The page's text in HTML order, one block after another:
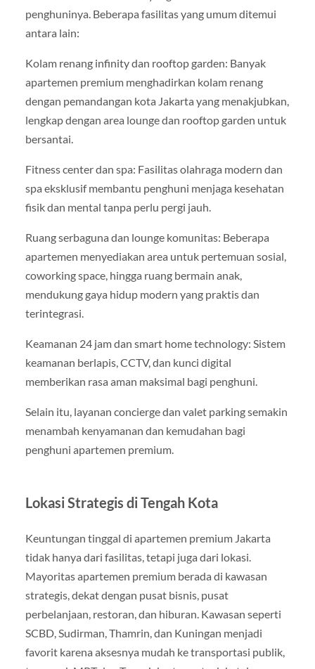
penghuninya. Beberapa fasilitas yang umum ditemui
antara lain:
Kolam renang infinity dan rooftop garden: Banyak
apartemen premium menghadirkan kolam renang
dengan pemandangan kota Jakarta yang menakjubkan,
lengkap dengan area lounge dan rooftop garden untuk
bersantai.
Fitness center dan spa: Fasilitas olahraga modern dan
spa eksklusif membantu penghuni menjaga kesehatan
fisik dan mental tanpa perlu pergi jauh.
Ruang serbaguna dan lounge komunitas: Beberapa
apartemen menyediakan area untuk pertemuan sosial,
coworking space, hingga ruang bermain anak,
mendukung gaya hidup modern yang praktis dan
terintegrasi.
Keamanan 24 jam dan smart home technology: Sistem
keamanan berlapis, CCTV, dan kunci digital
memberikan rasa aman maksimal bagi penghuni.
Selain itu, layanan concierge dan valet parking semakin
menambah kenyamanan dan kemudahan bagi
penghuni apartemen premium.
Lokasi Strategis di Tengah Kota
Keuntungan tinggal di apartemen premium Jakarta
tidak hanya dari fasilitas, tetapi juga dari lokasi.
Mayoritas apartemen premium berada di kawasan
strategis, dekat dengan pusat bisnis, pusat
perbelanjaan, restoran, dan hiburan. Kawasan seperti
SCBD, Sudirman, Thamrin, dan Kuningan menjadi
favorit karena aksesnya mudah ke transportasi publik,